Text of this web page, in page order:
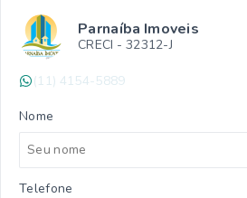
Parnaíba Imoveis
CRECI - 32312-J
(11) 4154-5889
Nome
Telefone